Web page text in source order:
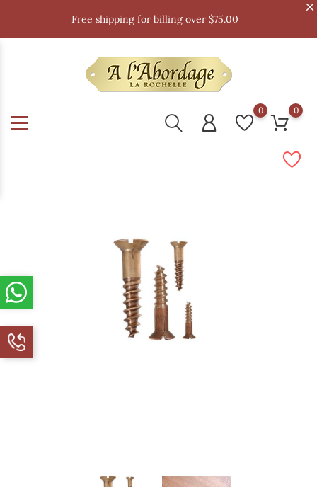
Free shipping for billing over $75.00
0 0